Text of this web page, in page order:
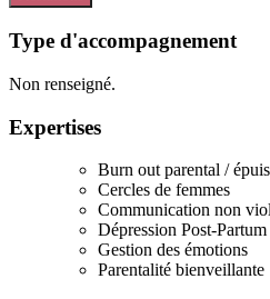
Type d'accompagnement
Non renseigné.
Expertises
Burn out parental /
Cercles de femmes
Communication non
Dépression Post-
Gestion des émotions
Parentalité bienveillante